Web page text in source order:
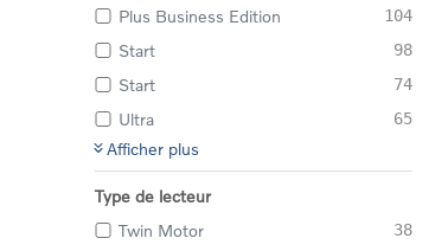
Plus Business Edition 104
Start 98
Start 74
Ultra 65
Afficher plus
Type de lecteur
Twin Motor
38